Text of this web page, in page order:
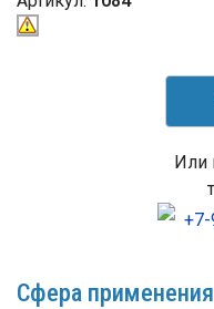
Или
Сфера применения